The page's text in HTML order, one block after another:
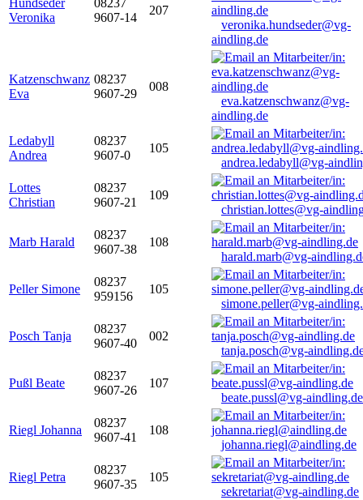
Hundseder
Veronika
08237
9607-14
207
veronika.hundseder@vg-
aindling.de
Katzenschwanz
Eva
08237
9607-29
008
eva.katzenschwanz@vg-
aindling.de
Ledabyll
Andrea
08237
9607-0
105
andrea.ledabyll@vg-
Lottes
Christian
08237
9607-21
109
christian.lottes@vg-
Marb Harald
08237
9607-38
108
harald.marb@vg-
Peller Simone
08237
959156
105
simone.peller@vg-
Posch Tanja
08237
9607-40
002
tanja.posch@vg-
Pußl Beate
08237
9607-26
107
beate.pussl@vg-aindling.de
Riegl Johanna
08237
9607-41
108
johanna.riegl@aindling.de
Riegl Petra
08237
9607-35
105
sekretariat@vg-aindling.de